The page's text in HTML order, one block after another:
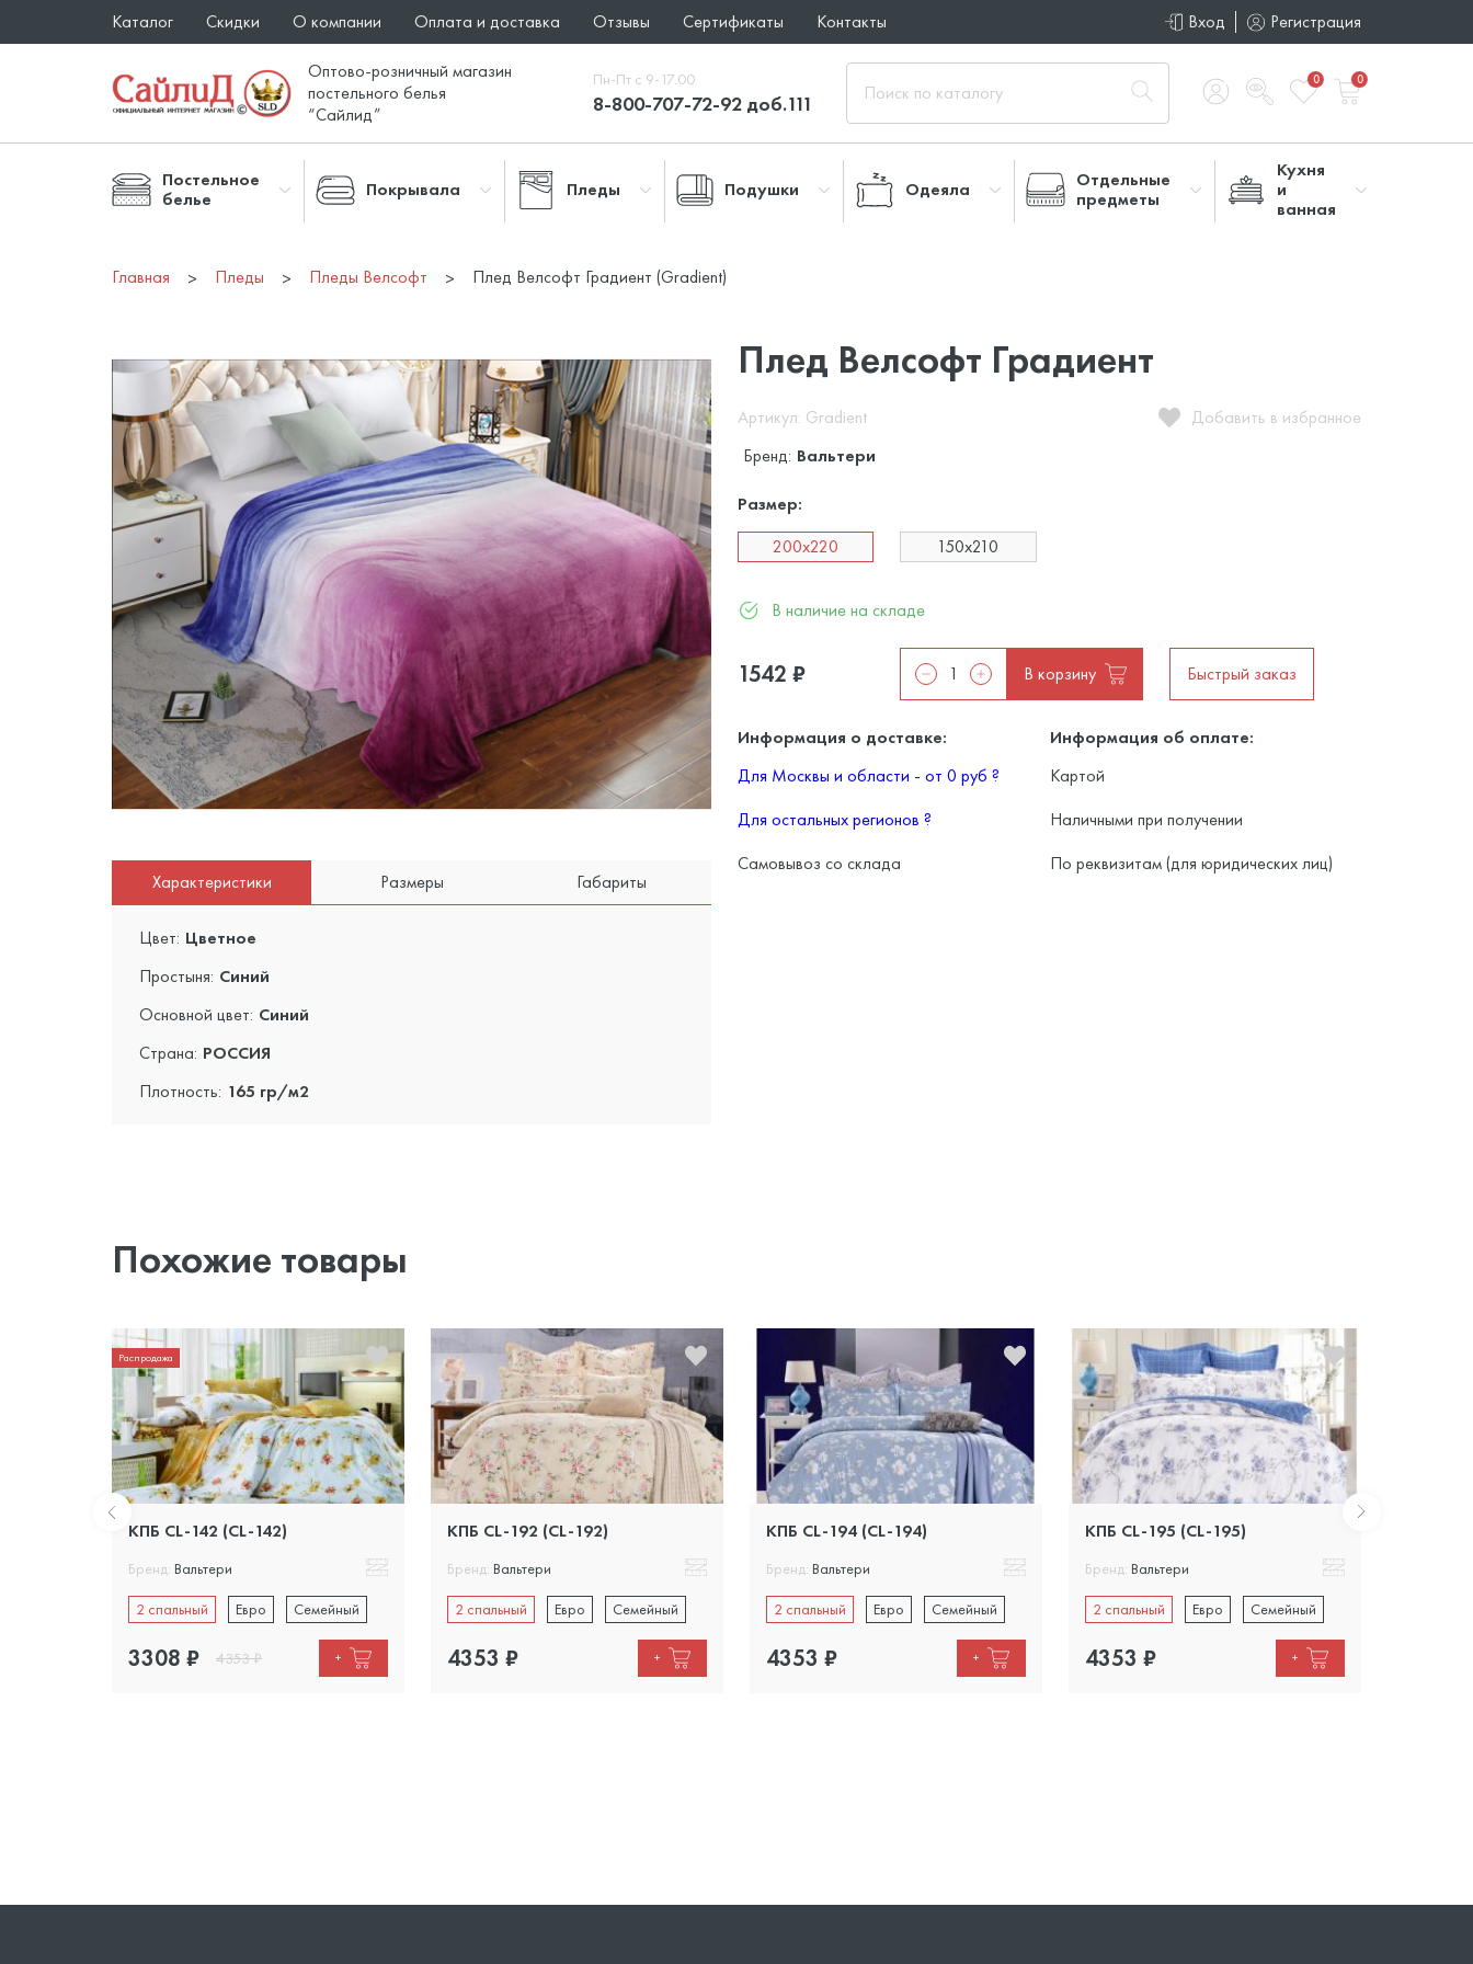
Каталог Скидки О компании Оплата и доставка Отзывы Сертификаты Контакты Вход Регистрация
Оптово-розничный магазин
постельного белья
“Сайлид”
Пн-Пт с 9-17.00
8-800-707-72-92 доб.111
0 0
Постельное
белье
Покрывала Пледы Подушки Одеяла
Отдельные
предметы
Кухня
и
ванная
Главная Пледы Пледы Велсофт Плед Велсофт Градиент (Gradient)
Характеристики Размеры Габариты
Цвет: Цветное
Простыня: Синий
Основной цвет: Синий
Страна: РОССИЯ
Плотность: 165 гр/м2
Плед Велсофт Градиент
Артикул: Gradient
Добавить в избранное
Бренд: Вальтери
Размер:
200х220
150x210
В наличие на складе
1542₽ В корзину Быстрый заказ
Информация о доставке:
Для Москвы и области - от 0 руб?
Для остальных регионов?
Самовывоз со склада
Информация об оплате:
Картой
Наличными при получении
По реквизитам (для юридических лиц)
Похожие товары
Распродажа
КПБ CL-142 (CL-142)
Бренд: Вальтери
2 спальный Евро Семейный
3308 ₽ 4353₽ +
КПБ CL-192 (CL-192)
Бренд: Вальтери
2 спальный Евро Семейный
4353 ₽ +
КПБ CL-194 (CL-194)
Бренд: Вальтери
2 спальный Евро Семейный
4353 ₽ +
КПБ CL-195 (CL-195)
Бренд: Вальтери
2 спальный Евро Семейный
4353 ₽ +